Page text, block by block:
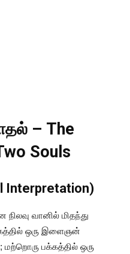
– The
Souls
Interpretation)
வானில் மிதந்து
ஒரு இளைஞன்
மற்றொரு பக்கத்தில் ஒரு